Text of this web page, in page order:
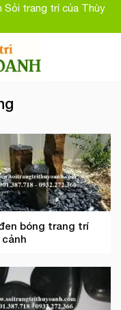
Sỏi trang trí của Thùy
bóng trang trí